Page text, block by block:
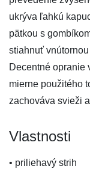
ukrýva ľahkú
pätkou s
stiahnuť
Decentné opranie
mierne použitého
zachováva svieži
Vlastnosti
• priliehavý strih